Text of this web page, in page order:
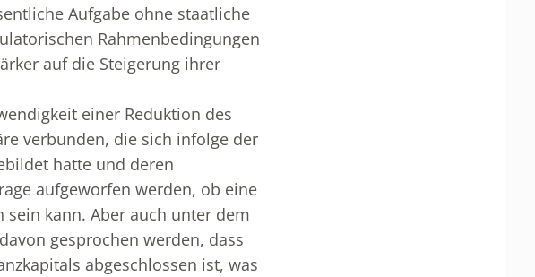
Aufgabe ohne staatliche
Rahmenbedingungen
auf die Steigerung ihrer
einer Reduktion des
verbunden, die sich infolge der
hatte und deren
aufgeworfen werden, ob eine
kann. Aber auch unter dem
gesprochen werden, dass
abgeschlossen ist, was